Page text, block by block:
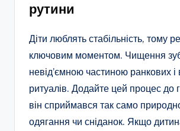
рутини
Діти люблять стабільність, тому
ключовим моментом. Чищення
невід’ємною частиною ранкових і
ритуалів. Додайте цей процес до
він сприймався так само
одягання чи сніданок. Якщо